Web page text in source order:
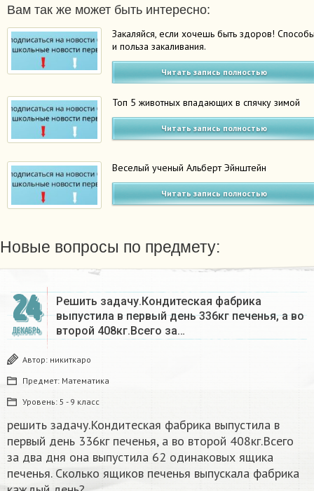
Вам так же может быть интересно:
Закаляйся, если хочешь быть здоров!
и польза закаливания.
Читать запись полностью
Топ 5 животных впадающих в спячку зимой
Читать запись полностью
Веселый ученый Альберт Эйнштейн
Читать запись полностью
Новые вопросы по предмету:
24
ДЕКАБРЬ
Решить задачу.Кондитеская фабрика
выпустила в первый день 336кг печенья, а во
второй 408кг.Всего за…
Автор: никиткаро
Предмет: Математика
Уровень: 5 - 9 класс
решить задачу.Кондитеская фабрика выпустила в
первый день 336кг печенья, а во второй 408кг.Всего
за два дня она выпустила 62 одинаковых ящика
печенья. Сколько ящиков печенья выпускала фабрика